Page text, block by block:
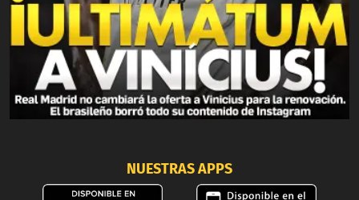
NUESTRAS APPS